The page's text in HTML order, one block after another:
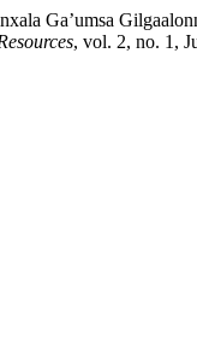
Ga’umsa
, vol. 2, no. 1,